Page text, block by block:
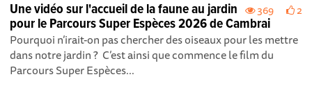
369 2
Une vidéo sur l'accueil de la faune au jardin
pour le Parcours Super Espèces 2026 de Cambrai
Pourquoi n’irait-on pas chercher des oiseaux pour les mettre
dans notre jardin ? C’est ainsi que commence le film du
Parcours Super Espèces...